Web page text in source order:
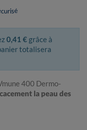
0,41 € grâce à
totalisera
400 Dermo-
la peau des